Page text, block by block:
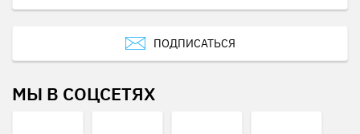
ПОДПИСАТЬСЯ
МЫ В СОЦСЕТЯХ